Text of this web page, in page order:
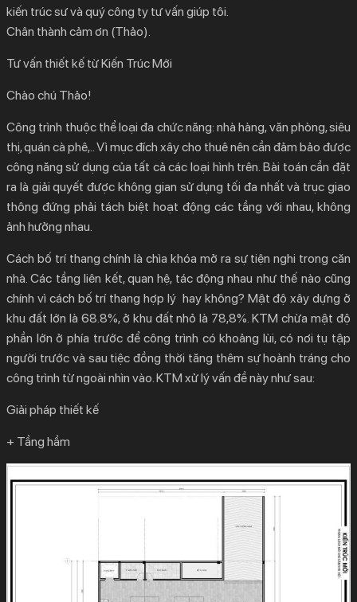
kiến trúc sư và quý công ty tư vấn giúp tôi.
Chân thành cảm ơn (Thảo).
Tư vấn thiết kế từ Kiến Trúc Mới
Chào chú Thảo!
Công trình thuộc thể loại đa chức năng: nhà hàng, văn phòng, siêu
thị, quán cà phê,.. Vì mục đích xây cho thuê nên cần đảm bảo được
công năng sử dụng của tất cả các loại hình trên. Bài toán cần đặt
ra là giải quyết được không gian sử dụng tối đa nhất và trục giao
thông đứng phải tách biệt hoạt động các tầng với nhau, không
ảnh hưởng nhau.
Cách bố trí thang chính là chìa khóa mở ra sự tiện nghi trong căn
nhà. Các tầng liên kết, quan hệ, tác động nhau như thế nào cũng
chính vì cách bố trí thang hợp lý hay không? Mật độ xây dựng ở
khu đất lớn là 68.8%, ở khu đất nhỏ là 78,8%. KTM chừa mật độ
phần lớn ở phía trước để công trình có khoảng lùi, có nơi tụ tập
người trước và sau tiệc đồng thời tăng thêm sự hoành tráng cho
công trình từ ngoài nhìn vào. KTM xử lý vấn đề này như sau:
Giải pháp thiết kế
+ Tầng hầm